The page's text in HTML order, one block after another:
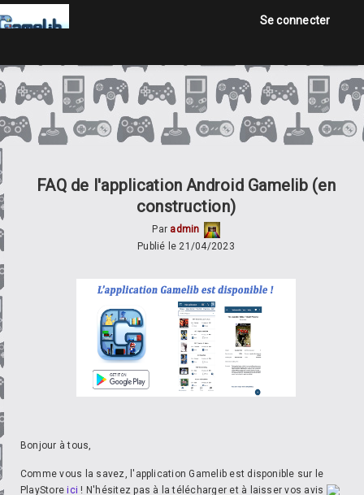
Accueil
Jeux
Se connecter
FAQ de l'application Android Gamelib (en
construction)
Par admin
Publié le 21/04/2023
Bonjour à tous,
Comme vous la savez, l'application Gamelib est disponible sur le
PlayStoreici ! N'hésitez pas à la télécharger et à laisser vos avis